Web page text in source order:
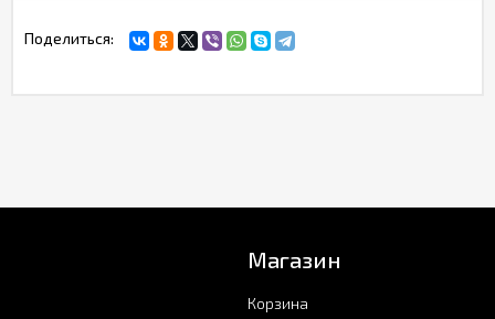
Поделиться:
Магазин
Корзина